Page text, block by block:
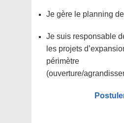
Je gère le planning
Je suis responsable
les projets
périmètre
(ouverture/